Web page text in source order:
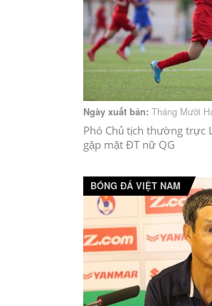
Ngày xuất bản: Tháng Mười
Phó Chủ tịch thường trực
gặp mặt ĐT nữ QG
BÓNG ĐÁ VIỆT NAM